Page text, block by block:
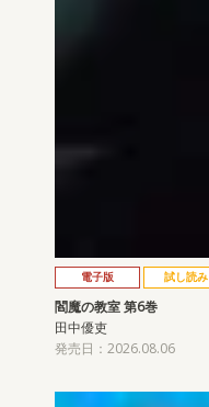
電子版 試し読み
閻魔の教室 第6巻
田中優吏
発売日：2026.08.06